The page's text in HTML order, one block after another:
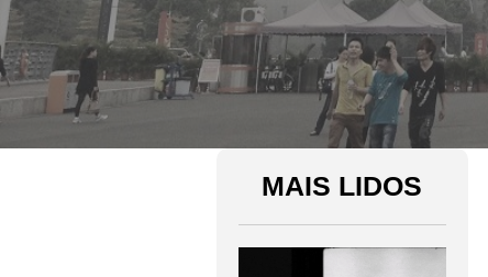
MAIS LIDOS